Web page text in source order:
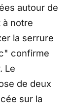
autour de
à notre
la serrure
confirme
Le
de deux
sur la